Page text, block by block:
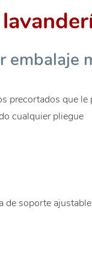
embalaje
precortados que le
cualquier pliegue
soporte